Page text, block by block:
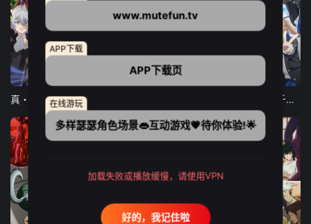
12集全
弹珠汽水瓶里的千岁同学
www.mutefun.tv
APP下载
APP下载页
在线游玩
多样瑟瑟角色场景👄互动游戏💗待你体验!🌟
加载失败或播放缓慢，请使用VPN
好的，我记住啦